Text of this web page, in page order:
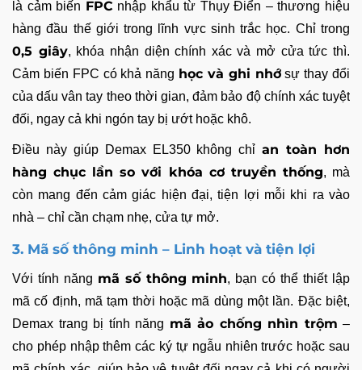
là cảm biến FPC nhập khẩu từ Thụy Điển – thương hiệu
hàng đầu thế giới trong lĩnh vực sinh trắc học. Chỉ trong
0,5 giây, khóa nhận diện chính xác và mở cửa tức thì.
Cảm biến FPC có khả năng học và ghi nhớsự thay đổi
của dấu vân tay theo thời gian, đảm bảo độ chính xác tuyệt
đối, ngay cả khi ngón tay bị ướt hoặc khô.
Điều này giúp Demax EL350 không chỉan toàn hơn
hàng chục lần so với khóa cơ truyền thống, mà
còn mang đến cảm giác hiện đại, tiện lợi mỗi khi ra vào
nhà – chỉ cần chạm nhẹ, cửa tự mở.
3. Mã số thông minh – Linh hoạt và tiện lợi
Với tính năng mã số thông minh, bạn có thể thiết lập
mã cố định, mã tạm thời hoặc mã dùng một lần. Đặc biệt,
Demax trang bị tính năng mã ảo chống nhìn trộm –
cho phép nhập thêm các ký tự ngẫu nhiên trước hoặc sau